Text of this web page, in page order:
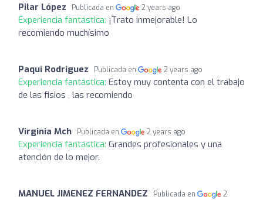
Pilar López Publicada en 2 years ago
Experiencia fantástica: ¡Trato inmejorable! Lo
recomiendo muchísimo
Paqui Rodriguez Publicada en 2 years ago
Experiencia fantástica: Estoy muy contenta con el trabajo
de las fisios , las recomiendo
Virginia Mch Publicada en 2 years ago
Experiencia fantástica: Grandes profesionales y una
atención de lo mejor.
MANUEL JIMENEZ FERNANDEZ Publicada en
2